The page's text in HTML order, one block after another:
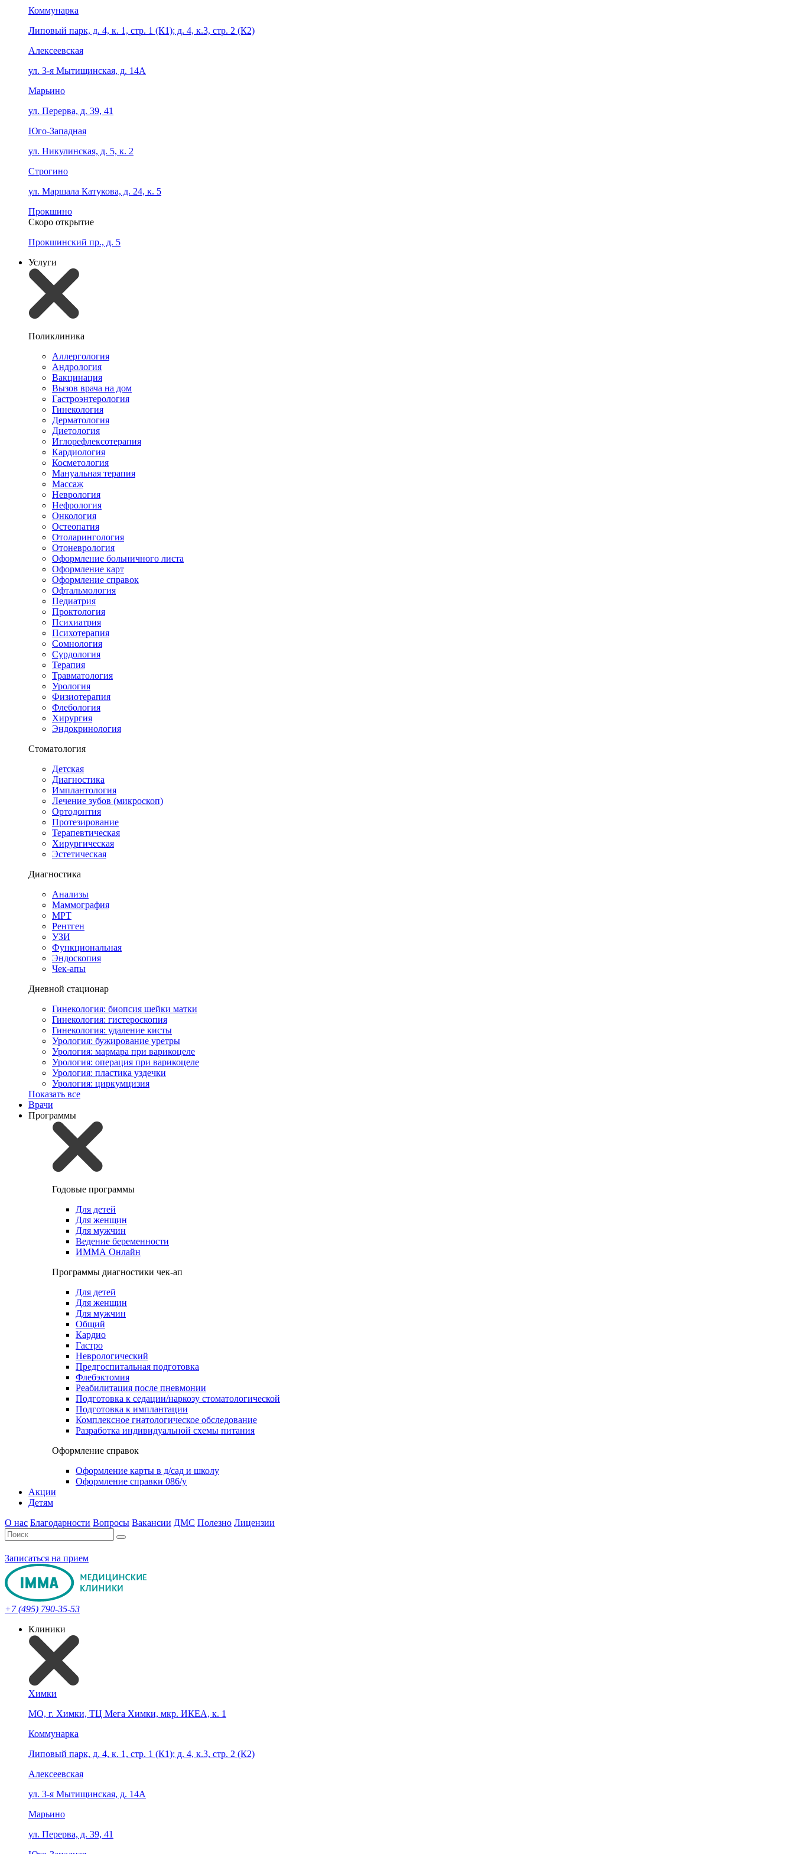
Коммунарка
Липовый парк, д. 4, к. 1, стр. 1 (К1); д. 4, к.3, стр. 2 (К2)
Алексеевская
ул. 3-я Мытищинская, д. 14А
Марьино
ул. Перерва, д. 39, 41
Юго-Западная
ул. Никулинская, д. 5, к. 2
Строгино
ул. Маршала Катукова, д. 24, к. 5
Прокшино
Скоро открытие
Прокшинский пр., д. 5
Услуги
Поликлиника
Аллергология
Андрология
Вакцинация
Вызов врача на дом
Гастроэнтерология
Гинекология
Дерматология
Диетология
Иглорефлексотерапия
Кардиология
Косметология
Мануальная терапия
Массаж
Неврология
Нефрология
Онкология
Остеопатия
Отоларингология
Отоневрология
Оформление больничного листа
Оформление карт
Оформление справок
Офтальмология
Педиатрия
Проктология
Психиатрия
Психотерапия
Сомнология
Сурдология
Терапия
Травматология
Урология
Физиотерапия
Флебология
Хирургия
Эндокринология
Стоматология
Детская
Диагностика
Имплантология
Лечение зубов (микроскоп)
Ортодонтия
Протезирование
Терапевтическая
Хирургическая
Эстетическая
Диагностика
Анализы
Маммография
МРТ
Рентген
УЗИ
Функциональная
Эндоскопия
Чек-апы
Дневной стационар
Гинекология: биопсия шейки матки
Гинекология: гистероскопия
Гинекология: удаление кисты
Урология: бужирование уретры
Урология: мармара при варикоцеле
Урология: операция при варикоцеле
Урология: пластика уздечки
Урология: циркумцизия
Показать все
Врачи
Программы
Годовые программы
Для детей
Для женщин
Для мужчин
Ведение беременности
ИММА Онлайн
Программы диагностики чек-ап
Для детей
Для женщин
Для мужчин
Общий
Кардио
Гастро
Неврологический
Предгоспитальная подготовка
Флебэктомия
Реабилитация после пневмонии
Подготовка к седации/наркозу стоматологической
Подготовка к имплантации
Комплексное гнатологическое обследование
Разработка индивидуальной схемы питания
Оформление справок
Оформление карты в д/сад и школу
Оформление справки 086/у
Акции
Детям
О нас Благодарности Вопросы Вакансии ДМС Полезно Лицензии
Записаться на прием
+7 (495) 790-35-53
Клиники
Химки
МО, г. Химки, ТЦ Мега Химки, мкр. ИКЕА, к. 1
Коммунарка
Липовый парк, д. 4, к. 1, стр. 1 (К1); д. 4, к.3, стр. 2 (К2)
Алексеевская
ул. 3-я Мытищинская, д. 14А
Марьино
ул. Перерва, д. 39, 41